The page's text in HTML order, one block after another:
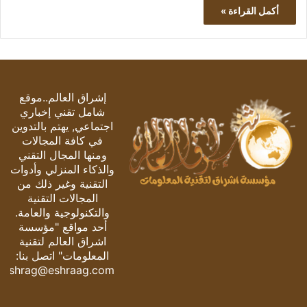
أكمل القراءة »
إشراق العالم..موقع
شامل تقني إخباري
اجتماعي, يهتم بالتدوين
في كافة المجالات
ومنها المجال التقني
والذكاء المنزلي وأدوات
التقنية وغير ذلك من
المجالات التقنية
والتكنولوجية والعامة.
أحد مواقع "مؤسسة
اشراق العالم لتقنية
المعلومات" اتصل بنا:
eshrag@eshraag.com